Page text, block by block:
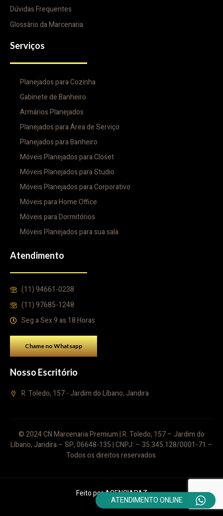
Dúvidas Frequentes
Glossário da Marcenaria
Serviços
Planejados para Cozinha
Gabinete de Banheiro
Armários Planejados
Planejados para Área de Serviço
Planejados para Banheiro
Móveis Planejados para Closet
Móveis Planejados para Studio
Móveis Planejados para Corporativo
Móveis para Home Office
Móveis para Dormitórios
Móveis Planejados para sua sala
Atendimento
(11) 94661-0238
(11) 97685-1248
Seg a Sex 9 as 18 Horas
Chame no Whatsapp
Nosso Escritório
R. Toledo, 157 - Jardim do Líbano, Jandira
© 2024 CN Marcenaria Premium | R. Toledo, 157 – Jardim do
Líbano, Jandira – SP, 06648-135 | CNPJ: – 35.345.128/0001-71 –
Todos os direitos reservados.
Feito porAGENCIAPAZ
ATENDIMENTO ONLINE